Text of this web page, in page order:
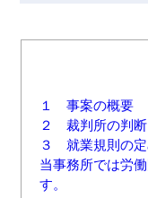
１ 事案の概要
２ 裁判所の判断
３ 就業規則の定
当事務所では労
す。